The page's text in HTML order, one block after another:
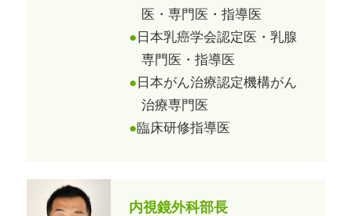
医・専門医・指導医
日本乳癌学会認定医・乳腺
専門医・指導医
日本がん治療認定機構がん
治療専門医
臨床研修指導医
内視鏡外科部長